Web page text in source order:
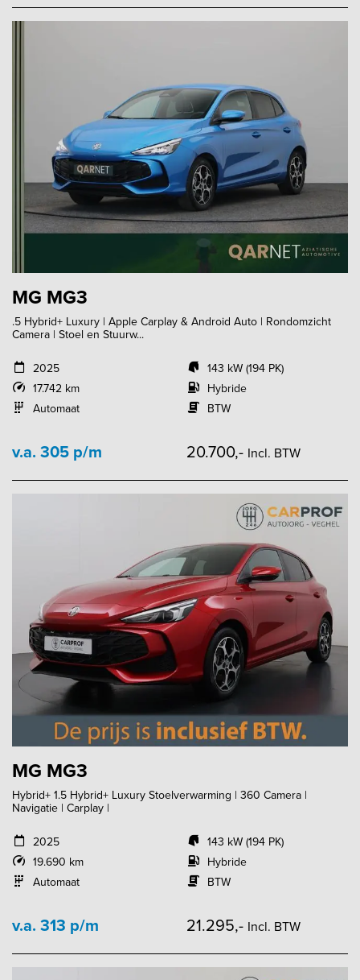
MG MG3
.5 Hybrid+ Luxury | Apple Carplay & Android Auto | Rondomzicht
Camera | Stoel en Stuurw...
2025
17.742 km
Automaat
143 kW (194 PK)
Hybride
BTW
v.a. 305 p/m 20.700,- Incl. BTW
MG MG3
Hybrid+ 1.5 Hybrid+ Luxury Stoelverwarming | 360 Camera |
Navigatie | Carplay |
2025
19.690 km
Automaat
143 kW (194 PK)
Hybride
BTW
v.a. 313 p/m 21.295,- Incl. BTW